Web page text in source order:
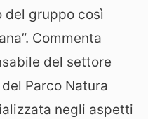
del gruppo così
Commenta
del settore
Parco Natura
negli aspetti